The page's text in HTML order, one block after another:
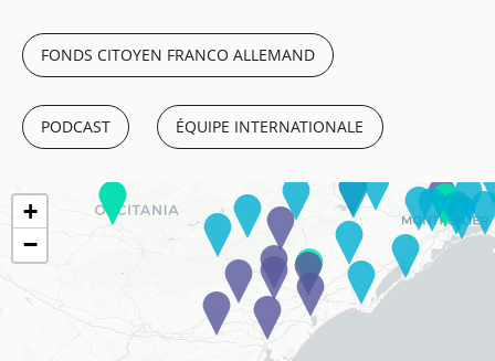
FONDS CITOYEN FRANCO ALLEMAND
PODCAST ÉQUIPE INTERNATIONALE
+
−